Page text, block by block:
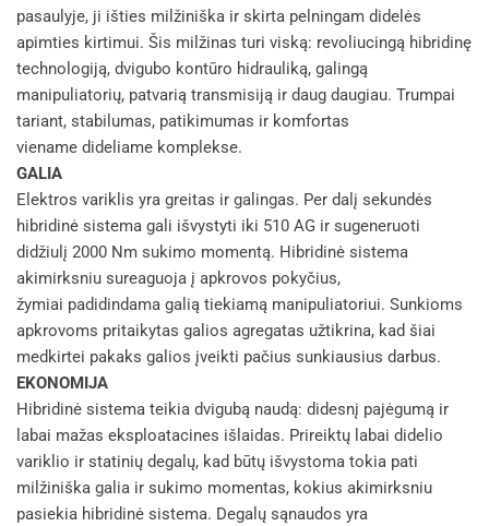
pasaulyje, ji išties milžiniška ir skirta pelningam didelės
apimties kirtimui. Šis milžinas turi viską: revoliucingą hibridinę
technologiją, dvigubo kontūro hidrauliką, galingą
manipuliatorių, patvarią transmisiją ir daug daugiau. Trumpai
tariant, stabilumas, patikimumas ir komfortas
viename dideliame komplekse.
GALIA
Elektros variklis yra greitas ir galingas. Per dalį sekundės
hibridinė sistema gali išvystyti iki 510 AG ir sugeneruoti
didžiulį 2000 Nm sukimo momentą. Hibridinė sistema
akimirksniu sureaguoja į apkrovos pokyčius,
žymiai padidindama galią tiekiamą manipuliatoriui. Sunkioms
apkrovoms pritaikytas galios agregatas užtikrina, kad šiai
medkirtei pakaks galios įveikti pačius sunkiausius darbus.
EKONOMIJA
Hibridinė sistema teikia dvigubą naudą: didesnį pajėgumą ir
labai mažas eksploatacines išlaidas. Prireiktų labai didelio
variklio ir statinių degalų, kad būtų išvystoma tokia pati
milžiniška galia ir sukimo momentas, kokius akimirksniu
pasiekia hibridinė sistema. Degalų sąnaudos yra